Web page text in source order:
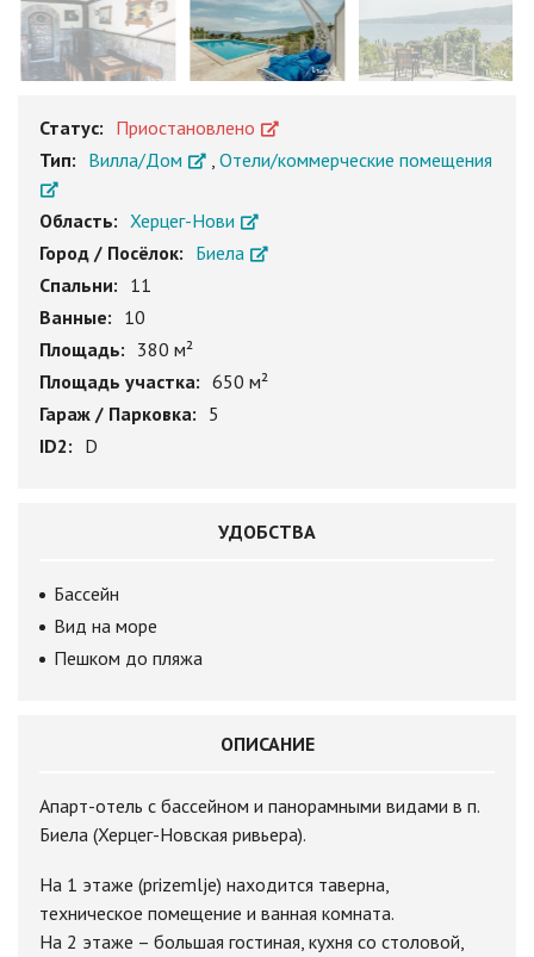
Статус: Приостановлено
Тип: Вилла/Дом , Отели/коммерческие помещения
Область: Херцег-Нови
Город / Посёлок: Биела
Спальни: 11
Ванные: 10
Площадь: 380 м²
Площадь участка: 650 м²
Гараж / Парковка: 5
ID2: D
УДОБСТВА
Бассейн
Вид на море
Пешком до пляжа
ОПИСАНИЕ
Апарт-отель с бассейном и панорамными видами в п.
Биела (Херцег-Новская ривьера).
На 1 этаже (prizemlje) находится таверна,
техническое помещение и ванная комната.
На 2 этаже – большая гостиная, кухня со столовой,